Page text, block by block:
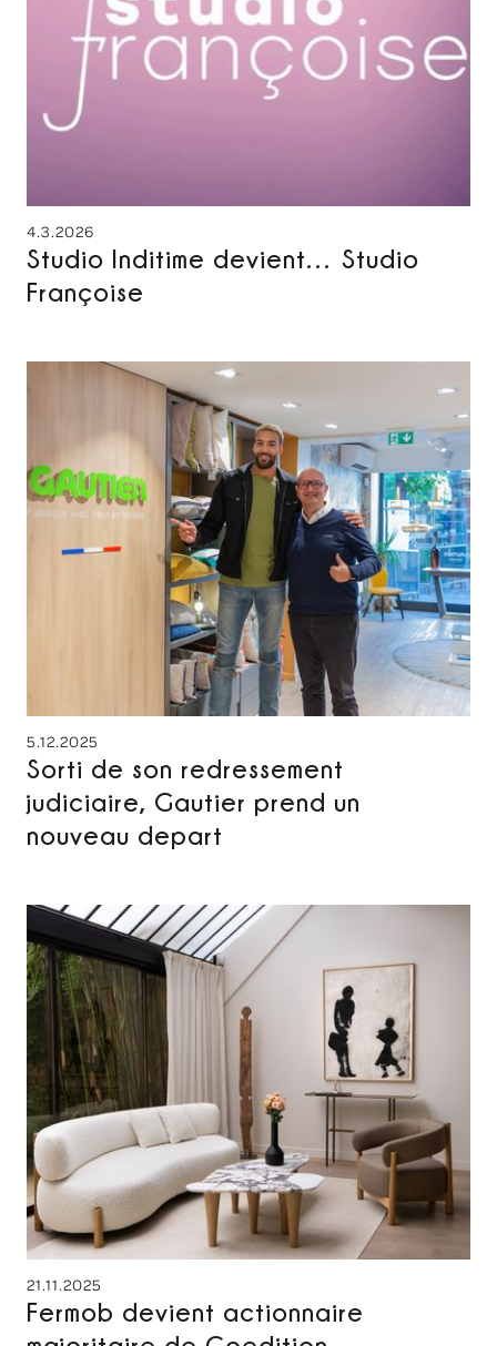
4.3.2026
Studio Inditime devient… Studio
Françoise
5.12.2025
Sorti de son redressement
judiciaire, Gautier prend un
nouveau depart
21.11.2025
Fermob devient actionnaire